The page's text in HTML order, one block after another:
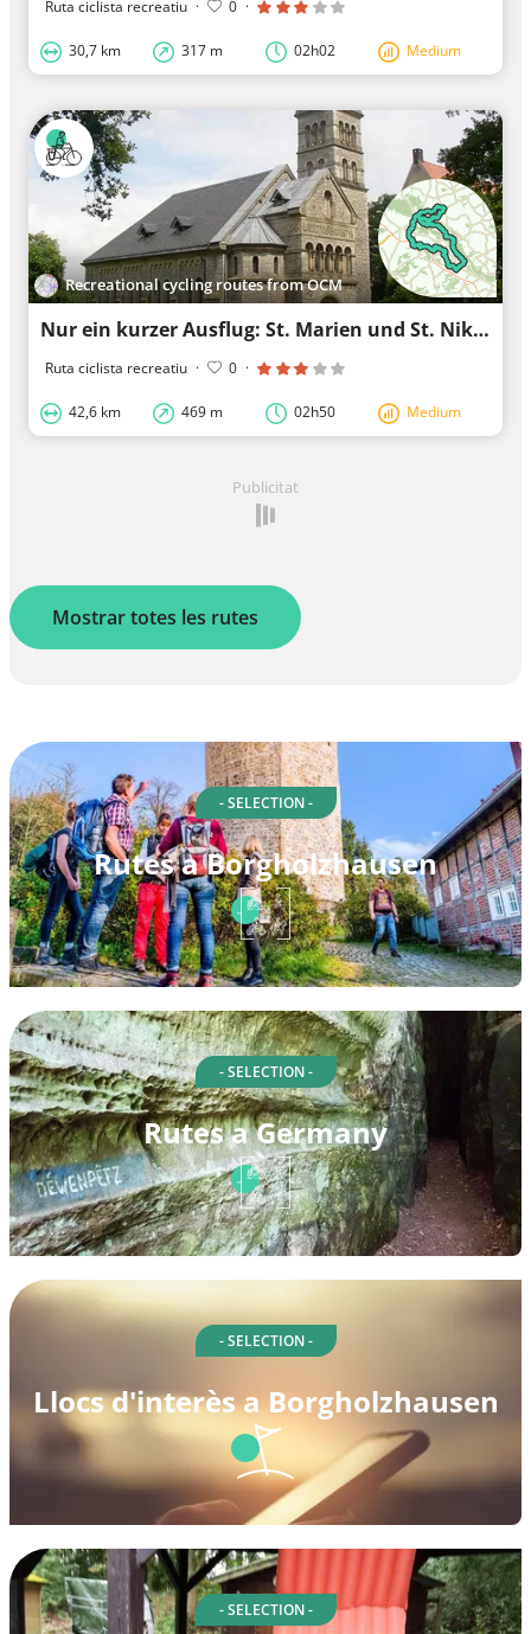
Ruta ciclista recreatiu · 0 ·
30,7 km 317 m 02h02 Medium
Recreational cycling routes from OCM
Nur ein kurzer Ausflug: St. Marien und St. Nikolaus
Ruta ciclista recreatiu · 0 ·
42,6 km 469 m 02h50 Medium
Publicitat
Mostrar totes les rutes
- SELECTION -
Rutes a Borgholzhausen
- SELECTION -
Rutes a Germany
- SELECTION -
Llocs d'interès a Borgholzhausen
- SELECTION -